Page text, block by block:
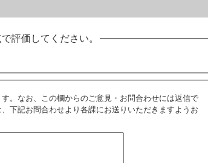
評価してください。
。なお、この欄からのご意見・お問合わせには返信で
下記お問合わせより各課にお送りいただきますようお